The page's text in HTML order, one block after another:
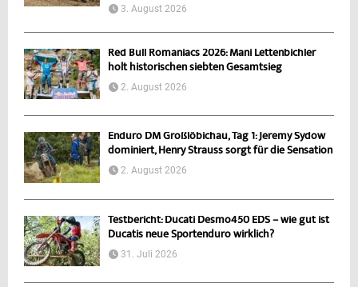
3. August 2026
Red Bull Romaniacs 2026: Mani Lettenbichler
holt historischen siebten Gesamtsieg
2. August 2026
Enduro DM Großlöbichau, Tag 1: Jeremy Sydow
dominiert, Henry Strauss sorgt für die Sensation
2. August 2026
Testbericht: Ducati Desmo450 EDS – wie gut ist
Ducatis neue Sportenduro wirklich?
31. Juli 2026